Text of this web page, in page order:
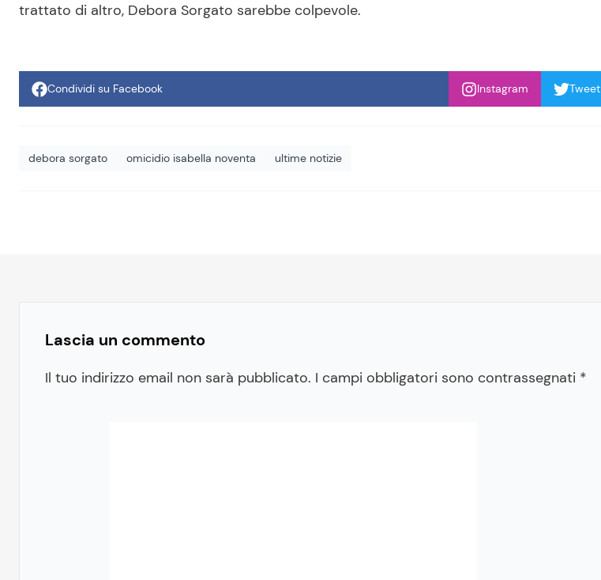
trattato di altro, Debora Sorgato sarebbe colpevole.
Condividi su Facebook Instagram Tweet
debora sorgato omicidio isabella noventa ultime notizie
Lascia un commento
Il tuo indirizzo email non sarà pubblicato. I campi obbligatori sono contrassegnati *